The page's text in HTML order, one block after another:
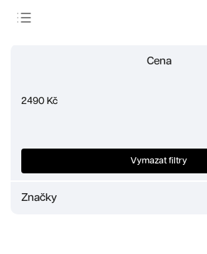
Nejprodávanější
Cena
2490 Kč
Značky
Vymazat filtry